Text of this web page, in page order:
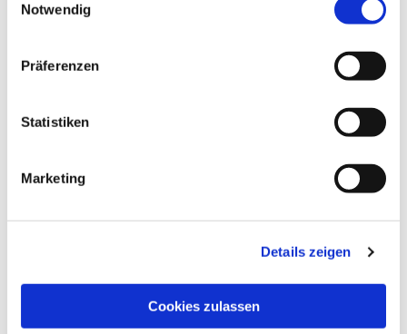
Notwendig
Präferenzen
Statistiken
Marketing
Details zeigen
Cookies zulassen